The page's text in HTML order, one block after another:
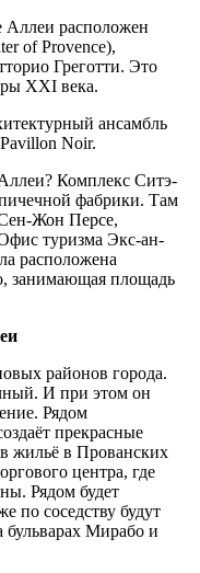
Аллеи расположен
of Provence),
Греготти. Это
XXI века.
ансамбль
Noir.
Комплекс Ситэ-
фабрики. Там
Жон Персе,
туризма Экс-ан-
расположена
занимающая площадь
районов города.
И при этом он
Рядом
прекрасные
жильё в Прованских
центра, где
Рядом будет
по соседству будут
Мирабо и